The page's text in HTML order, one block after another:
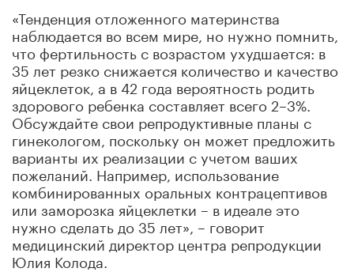
«Тенденция отложенного материнства
наблюдается во всем мире, но нужно помнить,
что фертильность с возрастом ухудшается: в
35 лет резко снижается количество и качество
яйцеклеток, а в 42 года вероятность родить
здорового ребенка составляет всего 2–3%.
Обсуждайте свои репродуктивные планы с
гинекологом, поскольку он может предложить
варианты их реализации с учетом ваших
пожеланий. Например, использование
комбинированных оральных контрацептивов
или заморозка яйцеклетки – в идеале это
нужно сделать до 35 лет», – говорит
медицинский директор центра репродукции
Юлия Колода.